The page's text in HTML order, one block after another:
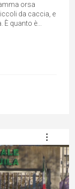
orsa
da caccia, e
quanto è...